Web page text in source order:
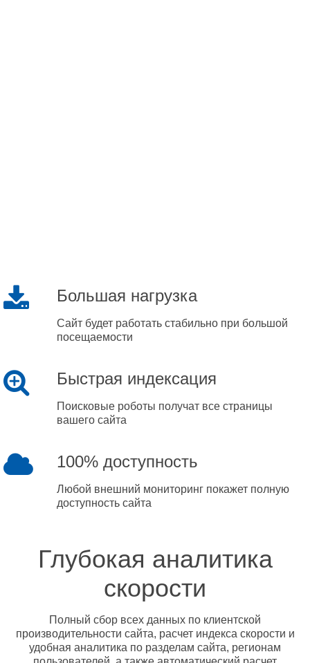
Большая нагрузка
Сайт будет работать стабильно при большой
посещаемости
Быстрая индексация
Поисковые роботы получат все страницы
вашего сайта
100% доступность
Любой внешний мониторинг покажет полную
доступность сайта
Глубокая аналитика
скорости
Полный сбор всех данных по клиентской
производительности сайта, расчет индекса скорости и
удобная аналитика по разделам сайта, регионам